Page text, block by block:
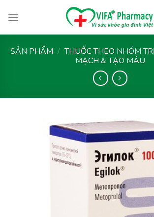
SẢN PHẨM / THUỐC THEO NHÓM
MẠCH & TẠO MÁU